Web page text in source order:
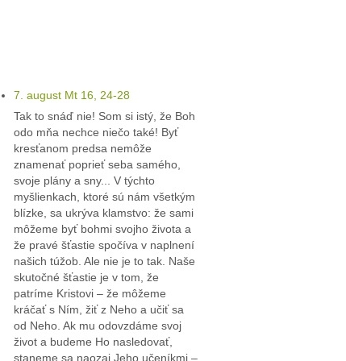
7. august Mt 16, 24-28
Tak to snáď nie! Som si istý, že Boh
odo mňa nechce niečo také! Byť
kresťanom predsa nemôže
znamenať poprieť seba samého,
svoje plány a sny... V týchto
myšlienkach, ktoré sú nám všetkým
blízke, sa ukrýva klamstvo: že sami
môžeme byť bohmi svojho života a
že pravé šťastie spočíva v naplnení
našich túžob. Ale nie je to tak. Naše
skutočné šťastie je v tom, že
patríme Kristovi – že môžeme
kráčať s Ním, žiť z Neho a učiť sa
od Neho. Ak mu odovzdáme svoj
život a budeme Ho nasledovať,
staneme sa naozaj Jeho učeníkmi –